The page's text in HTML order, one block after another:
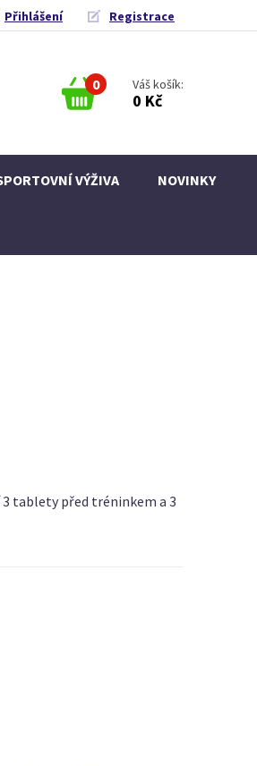
Přihlášení Registrace
0 Váš košík:
0 Kč
VÝŽIVA NOVINKY
3 tablety před tréninkem a 3